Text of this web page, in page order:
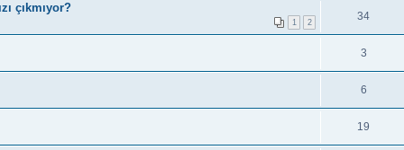
çıkmıyor?
1 2 34
3
6
19